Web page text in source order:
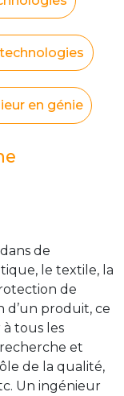
en génie
de
le textile, la
de
d’un produit, ce
tous les
et
de la qualité,
Un ingénieur